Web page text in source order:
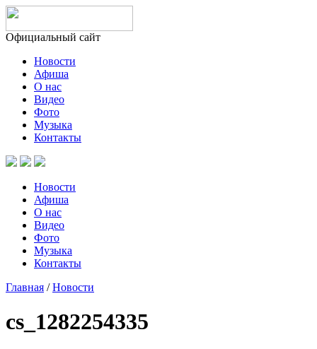
Официальный сайт
Новости
Афиша
О нас
Видео
Фото
Музыка
Контакты
Новости
Афиша
О нас
Видео
Фото
Музыка
Контакты
Главная /Новости
cs_1282254335